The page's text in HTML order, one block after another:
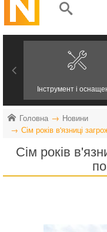
Інструмент і
Головна
Новини
Сім років в'язниці
Сім років